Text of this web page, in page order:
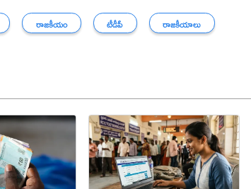
రాజకీయం టీడీపీ రాజకీయాలు